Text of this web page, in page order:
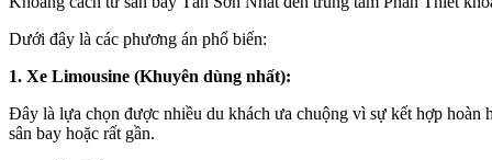
Dưới đây là các phương án phổ biến:
1. Xe Limousine (Khuyên dùng nhất):
Đây là lựa chọn được nhiều du khách ưa chuộng vì sự kết hợp
sân bay hoặc rất gần.